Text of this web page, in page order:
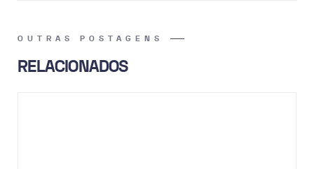
OUTRAS POSTAGENS
RELACIONADOS